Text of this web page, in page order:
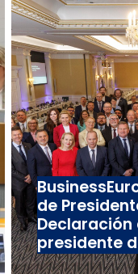
de
Declaración
presidente